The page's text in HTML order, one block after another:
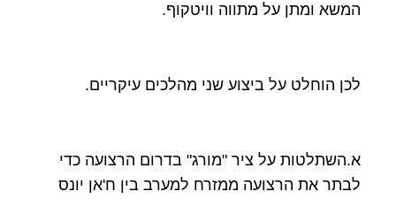
המשא ומתן על מתווה וויטקוף.
לכן הוחלט על ביצוע שני מהלכים עיקריים.
א.השתלטות על ציר "מורג" בדרום הרצועה כדי
לבתר את הרצועה ממזרח למערב בין ח'אן יונס